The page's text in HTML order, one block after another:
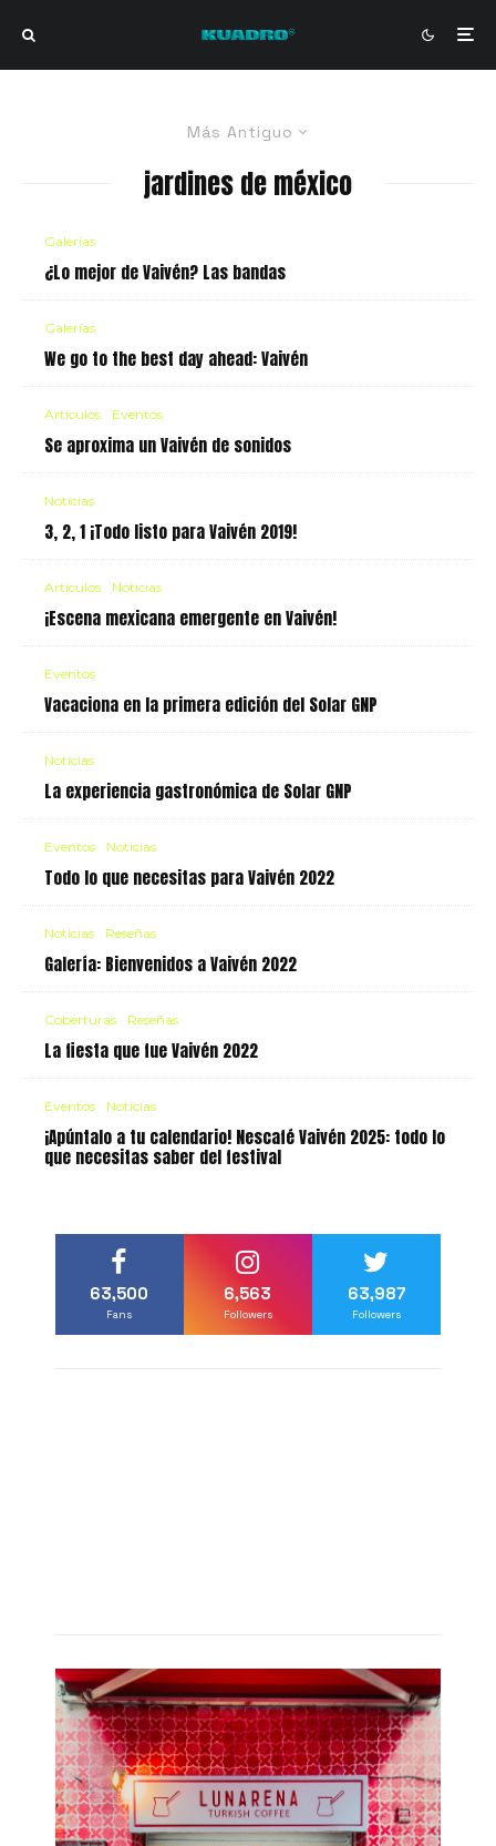
Más Antiguo
jardines de méxico
Galerías
¿Lo mejor de Vaivén? Las bandas
Galerías
We go to the best day ahead: Vaivén
Artículos Eventos
Se aproxima un Vaivén de sonidos
Noticias
3, 2, 1 ¡Todo listo para Vaivén 2019!
Artículos Noticias
¡Escena mexicana emergente en Vaivén!
Eventos
Vacaciona en la primera edición del Solar GNP
Noticias
La experiencia gastronómica de Solar GNP
Eventos Noticias
Todo lo que necesitas para Vaivén 2022
Noticias Reseñas
Galería: Bienvenidos a Vaivén 2022
Coberturas Reseñas
La fiesta que fue Vaivén 2022
Eventos Noticias
¡Apúntalo a tu calendario! Nescafé Vaivén 2025: todo lo
que necesitas saber del festival
63,500
Fans
6,563
Followers
63,987
Followers